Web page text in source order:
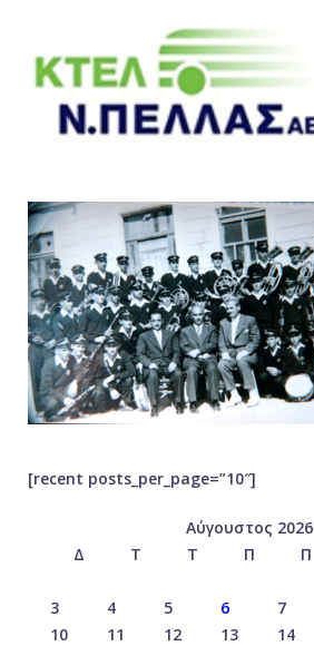
[recent posts_per_page=”10″]
Αύγουστος 2026
Δ
Τ Τ Π Π
3
4 5 6 7
10
11 12 13 14